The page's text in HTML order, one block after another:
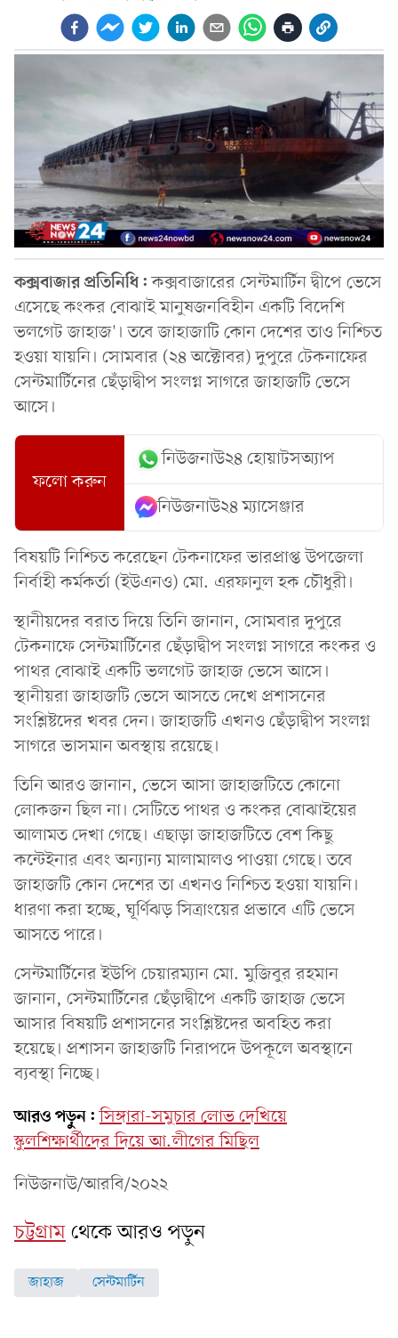
কক্সবাজার প্রতিনিধি:কক্সবাজারের সেন্টমার্টিন দ্বীপে ভেসে
এসেছে কংকর বোঝাই মানুষজনবিহীন একটি বিদেশি
ভলগেট জাহাজ'। তবে জাহাজাটি কোন দেশের তাও নিশ্চিত
হওয়া যায়নি। সোমবার (২৪ অক্টোবর) দুপুরে টেকনাফের
সেন্টমার্টিনের ছেঁড়াদ্বীপ সংলগ্ন সাগরে জাহাজটি ভেসে
আসে।
ফলো করুন
নিউজনাউ২৪ হোয়াটসঅ্যাপ
নিউজনাউ২৪ ম্যাসেঞ্জার
বিষয়টি নিশ্চিত করেছেন টেকনাফের ভারপ্রাপ্ত উপজেলা
নির্বাহী কর্মকর্তা (ইউএনও) মো. এরফানুল হক চৌধুরী।
স্থানীয়দের বরাত দিয়ে তিনি জানান, সোমবার দুপুরে
টেকনাফে সেন্টমার্টিনের ছেঁড়াদ্বীপ সংলগ্ন সাগরে কংকর ও
পাথর বোঝাই একটি ভলগেট জাহাজ ভেসে আসে।
স্থানীয়রা জাহাজটি ভেসে আসতে দেখে প্রশাসনের
সংশ্লিষ্টদের খবর দেন। জাহাজটি এখনও ছেঁড়াদ্বীপ সংলগ্ন
সাগরে ভাসমান অবস্থায় রয়েছে।
তিনি আরও জানান, ভেসে আসা জাহাজটিতে কোনো
লোকজন ছিল না। সেটিতে পাথর ও কংকর বোঝাইয়ের
আলামত দেখা গেছে। এছাড়া জাহাজটিতে বেশ কিছু
কন্টেইনার এবং অন্যান্য মালামালও পাওয়া গেছে। তবে
জাহাজটি কোন দেশের তা এখনও নিশ্চিত হওয়া যায়নি।
ধারণা করা হচ্ছে, ঘূর্ণিঝড় সিত্রাংয়ের প্রভাবে এটি ভেসে
আসতে পারে।
সেন্টমার্টিনের ইউপি চেয়ারম্যান মো. মুজিবুর রহমান
জানান, সেন্টমার্টিনের ছেঁড়াদ্বীপে একটি জাহাজ ভেসে
আসার বিষয়টি প্রশাসনের সংশ্লিষ্টদের অবহিত করা
হয়েছে। প্রশাসন জাহাজটি নিরাপদে উপকূলে অবস্থানে
ব্যবস্থা নিচ্ছে।
আরও পড়ুন: সিঙ্গারা-সমুচার লোভ দেখিয়ে
স্কুলশিক্ষার্থীদের দিয়ে আ.লীগের মিছিল
নিউজনাউ/আরবি/২০২২
চট্টগ্রামথেকে আরও পড়ুন
জাহাজ সেন্টমার্টিন